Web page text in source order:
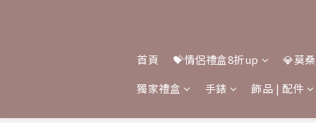
首頁 💝情侶禮盒8折up 💎莫
獨家禮盒
手錶 飾品 | 配件